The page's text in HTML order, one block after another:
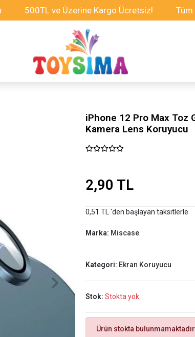
500TL ve Üzerine Kargo Ücretsiz! Tüm
iPhone 12 Pro Max Toz
Kamera Lens Koruyucu
2,90 TL
0,51 TL 'den başlayan taksitlerle
Marka: Miscase
Kategori: Ekran Koruyucu
Stok: Stokta yok
Ürün stokta